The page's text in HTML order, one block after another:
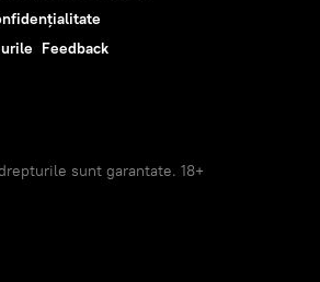
Feedback
sunt garantate. 18+